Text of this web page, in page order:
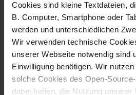
Cookies sind kleine Textdateien,
B. Computer, Smartphone oder
werden und unterschiedlichen
Wir verwenden technische
unserer Webseite notwendig sind
Einwilligung benötigen. Wir
solche Cookies des Open-
dabei helfen, die Nutzung unserer
Fotografo: Lorenz
Sternbach
Download